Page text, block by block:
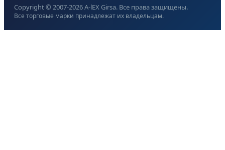
Copyright © 2007-2026A-lEX Girsa. Все права защищены.
Все торговые марки принадлежат их владельцам.